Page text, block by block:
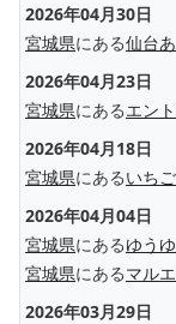
2026年04月30日
宮城県にある仙台
2026年04月23日
宮城県にあるエン
2026年04月18日
宮城県にあるいち
2026年04月04日
宮城県にあるゆう
宮城県にあるマル
2026年03月29日